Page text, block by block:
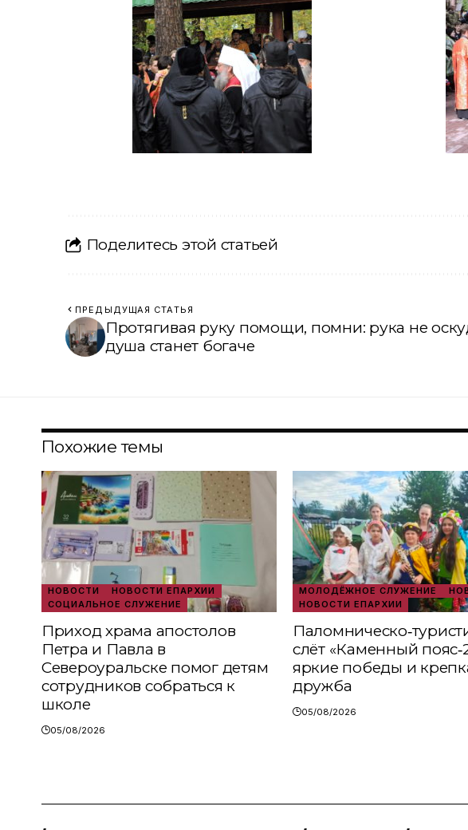
Поделитесь этой статьей
ПРЕДЫДУЩАЯ СТАТЬЯ
Протягивая руку помощи, помни: рука не
душа станет богаче
Похожие темы
НОВОСТИ
НОВОСТИ ЕПАРХИИ
СОЦИАЛЬНОЕ СЛУЖЕНИЕ
Приход храма апостолов
Петра и Павла в
Североуральске помог детям
сотрудников собраться к
школе
05/08/2026
МОЛОДЁЖНОЕ СЛУЖЕНИЕ
НОВОСТИ ЕПАРХИИ
слёт «Каменный
яркие победы и
дружба
05/08/2026